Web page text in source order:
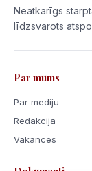
Neatkarīgs
līdzsvarots
Par mums
Par mediju
Redakcija
Vakances